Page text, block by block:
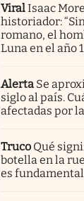
ViralIsaac
historiador:
romano, el
Luna en el año
Alerta Se
siglo al país.
afectadas por
Truco Qué
botella en la
es